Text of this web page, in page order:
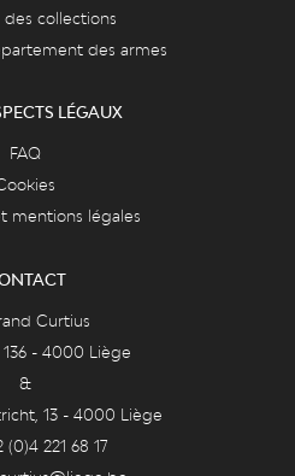
des collections
des armes
LÉGAUX
FAQ
mentions légales
Curtius
136 - 4000 Liège
&
13 - 4000 Liège
(0)4 221 68 17